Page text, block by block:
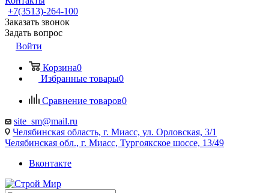
+7(3513)-264-100
Заказать звонок
Задать вопрос
Войти
Корзина0
Избранные товары0
Сравнение товаров0
site_sm@mail.ru
Челябинская область, г. Миасс, ул. Орловская, 3/1
Челябинская обл., г. Миасс, Тургоякское шоссе, 13/49
Вконтакте